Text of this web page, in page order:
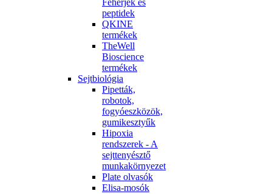
peptidek
QKINE
termékek
TheWell
Bioscience
termékek
Sejtbiológia
Pipetták,
robotok,
fogyóeszközök,
gumikesztyűk
Hipoxia
rendszerek - A
sejttenyésztő
munkakörnyezet
Plate olvasók
Elisa-mosók